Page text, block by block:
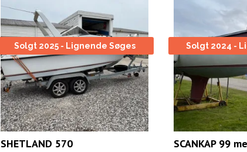
Solgt 2025 - Lignende Søges
SHETLAND 570
Solgt 2024 -
SCANKAP 99